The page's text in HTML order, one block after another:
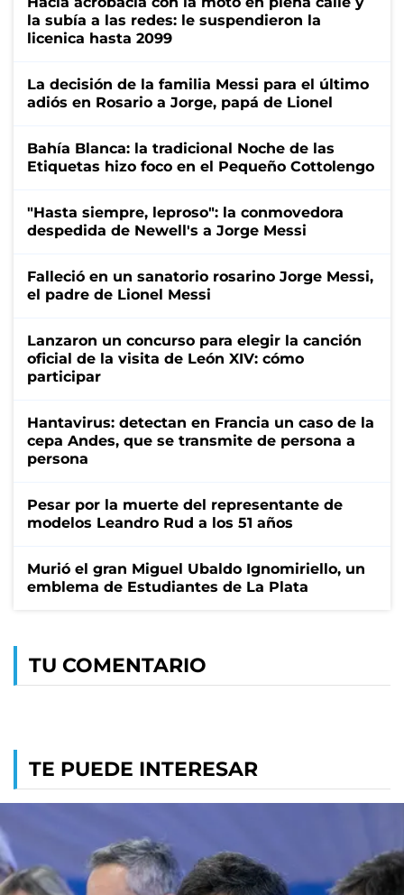
la subía a las redes: le suspendieron la
licenica hasta 2099
La decisión de la familia Messi para el último
adiós en Rosario a Jorge, papá de Lionel
Bahía Blanca: la tradicional Noche de las
Etiquetas hizo foco en el Pequeño Cottolengo
"Hasta siempre, leproso": la conmovedora
despedida de Newell's a Jorge Messi
Falleció en un sanatorio rosarino Jorge Messi,
el padre de Lionel Messi
Lanzaron un concurso para elegir la canción
oficial de la visita de León XIV: cómo
participar
Hantavirus: detectan en Francia un caso de la
cepa Andes, que se transmite de persona a
persona
Pesar por la muerte del representante de
modelos Leandro Rud a los 51 años
Murió el gran Miguel Ubaldo Ignomiriello, un
emblema de Estudiantes de La Plata
TU COMENTARIO
TE PUEDE INTERESAR